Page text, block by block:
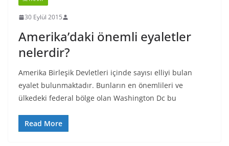
30 Eylül 2015
Amerika’daki önemli eyaletler
nelerdir?
Amerika Birleşik Devletleri içinde sayısı elliyi bulan
eyalet bulunmaktadır. Bunların en önemlileri ve
ülkedeki federal bölge olan Washington Dc bu
Read More